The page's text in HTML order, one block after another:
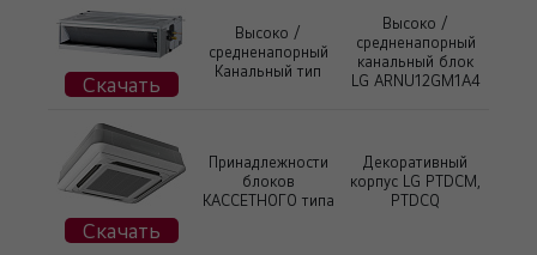
Скачать
Высоко /
средненапорный
Канальный тип
Высоко /
средненапорный
канальный блок
LG ARNU12GM1A4
Скачать
Принадлежности
блоков
КАССЕТНОГО типа
Декоративный
корпус LG PTDCM,
PTDCQ